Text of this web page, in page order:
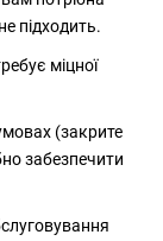
підходить.
міцної
(закрите
забезпечити